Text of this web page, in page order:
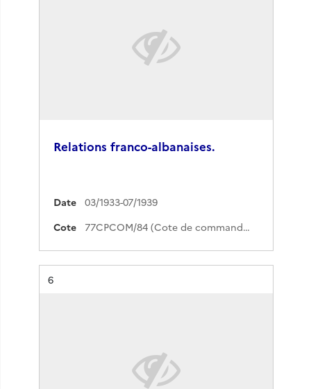
Relations franco-albanaises.
Date
03/1933-07/1939
Cote
77CPCOM/84 (Cote de commande)
Résultat n°
6